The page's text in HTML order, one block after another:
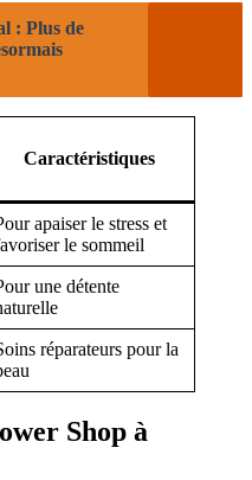
: Plus de
Caractéristiques
apaiser le stress et
le sommeil
une détente
réparateurs pour la
Shop à